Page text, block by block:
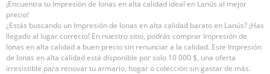
¡Encuentra tu Impresión de lonas en alta calidad ideal en Lanús al mejor
precio!
¿Estás buscando un Impresión de lonas en alta calidad barato en Lanús? ¡Has
llegado al lugar correcto! En nuestro sitio, podrás comprar Impresión de
lonas en alta calidad a buen precio sin renunciar a la calidad. Este Impresión
de lonas en alta calidad está disponible por solo 10 000 $, una oferta
irresistible para renovar tu armario, hogar o colección sin gastar de más.